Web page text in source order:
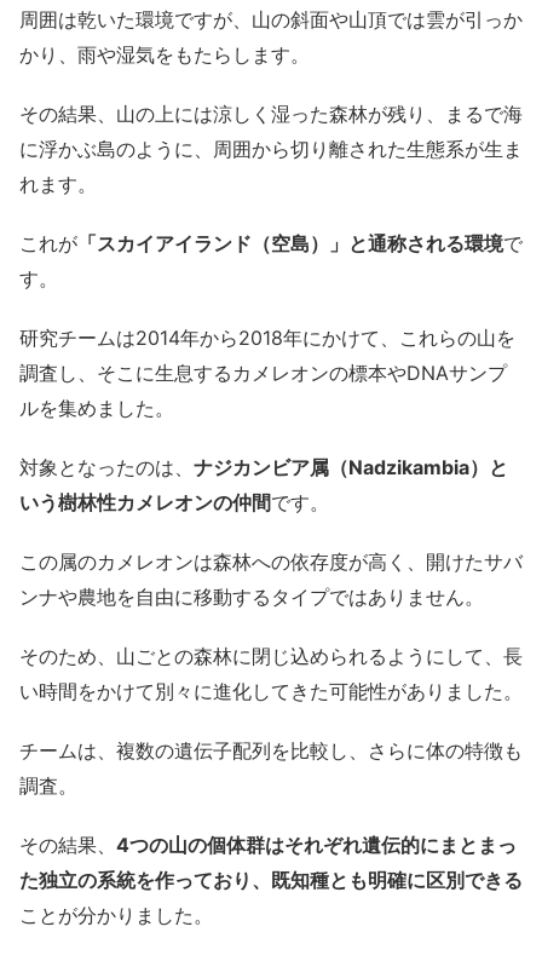
周囲は乾いた環境ですが、山の斜面や山頂では雲が引っか
かり、雨や湿気をもたらします。
その結果、山の上には涼しく湿った森林が残り、まるで海
に浮かぶ島のように、周囲から切り離された生態系が生ま
れます。
これが 「スカイアイランド（空島）」と通称される環境で
す。
研究チームは2014年から2018年にかけて、これらの山を
調査し、そこに生息するカメレオンの標本やDNAサンプ
ルを集めました。
対象となったのは、 ナジカンビア属（Nadzikambia）と
いう樹林性カメレオンの仲間です。
この属のカメレオンは森林への依存度が高く、開けたサバ
ンナや農地を自由に移動するタイプではありません。
そのため、山ごとの森林に閉じ込められるようにして、長
い時間をかけて別々に進化してきた可能性がありました。
チームは、複数の遺伝子配列を比較し、さらに体の特徴も
調査。
その結果、 4つの山の個体群はそれぞれ遺伝的にまとまっ
た独立の系統を作っており、既知種とも明確に区別できる
ことが分かりました。